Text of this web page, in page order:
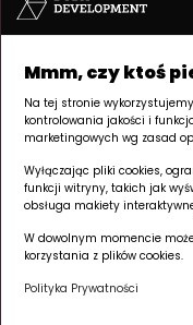
Mmm, czy ktoś
Na tej stronie
kontrolowania jakości i
marketingowych wg zasad
Wyłączając pliki cookies,
funkcji witryny, takich jak
obsługa makiety
W dowolnym momencie
korzystania z plików cookies.
Polityka Prywatności
60-519 Poznań | Jeżyce
apartament
NA SKRÓTY
Lokalizacja
Deweloper
Kontakt